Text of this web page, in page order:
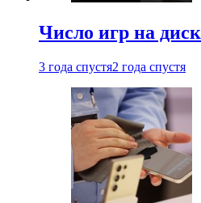
Число игр на
3 года спустя2 года спустя